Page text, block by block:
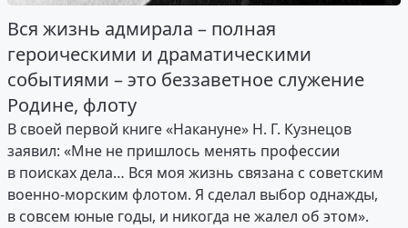
Вся жизнь адмирала – полная
героическими и драматическими
событиями – это беззаветное служение
Родине, флоту
В своей первой книге «Накануне» Н. Г. Кузнецов
заявил: «Мне не пришлось менять профессии
в поисках дела… Вся моя жизнь связана с советским
военно-морским флотом. Я сделал выбор однажды,
в совсем юные годы, и никогда не жалел об этом».